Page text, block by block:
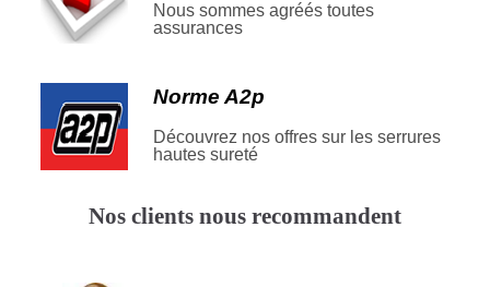
Nous sommes agréés toutes
assurances
Norme A2p
Découvrez nos offres sur les serrures
hautes sureté
Nos clients nous recommandent